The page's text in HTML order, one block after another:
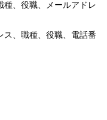
種、役職、メールアドレ
ス、職種、役職、電話番